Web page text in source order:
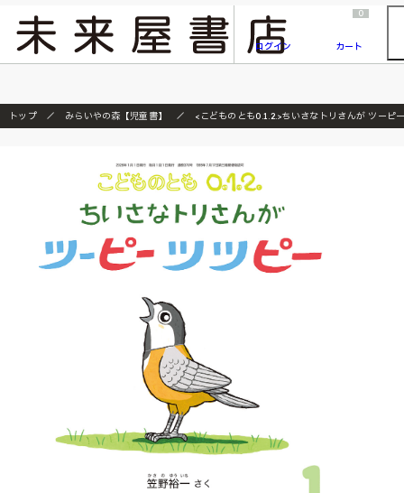
『ONE PIECE magazine 021 ONE PIECEカード付き同梱版』発売延期のご案内
ログイン
0
カート
トップ みらいやの森【児童書】 <こどものとも0.1.2.>ちいさなトリさんが ツーピ